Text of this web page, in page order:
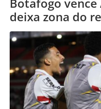
deixa zona do